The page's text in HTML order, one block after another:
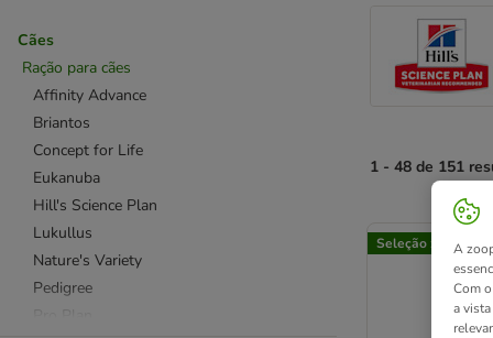
Cães
Ração para cães
Affinity Advance
Briantos
Concept for Life
Eukanuba
Hill's Science Plan
Lukullus
Nature's Variety
Pedigree
1 - 48 de 151
product items
Seleção zooplus
A
Com
a